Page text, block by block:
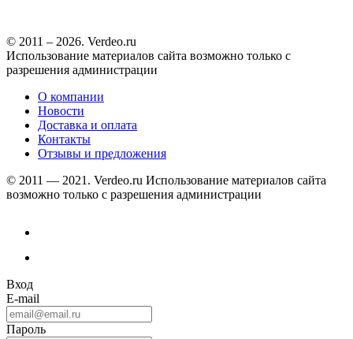
© 2011 – 2026. Verdeo.ru
Использование материалов сайта возможно только с
разрешения администрации
О компании
Новости
Доставка и оплата
Контакты
Отзывы и предложения
© 2011 — 2021. Verdeo.ru Использование материалов сайта
возможно только с разрешения администрации
Вход
E-mail
Пароль